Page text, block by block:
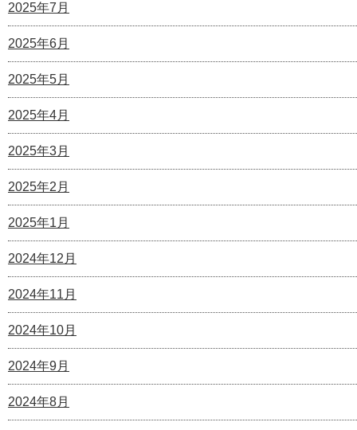
2025年7月
2025年6月
2025年5月
2025年4月
2025年3月
2025年2月
2025年1月
2024年12月
2024年11月
2024年10月
2024年9月
2024年8月